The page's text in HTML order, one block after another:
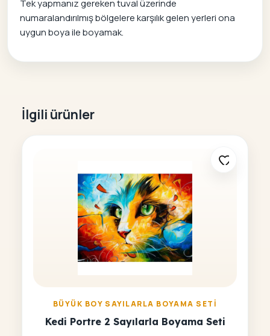
Tek yapmanız gereken tuval üzerinde
numaralandırılmış bölgelere karşılık gelen yerleri ona
uygun boya ile boyamak.
İlgili ürünler
BÜYÜK BOY SAYILARLA BOYAMA SETI
Kedi Portre 2 Sayılarla Boyama Seti